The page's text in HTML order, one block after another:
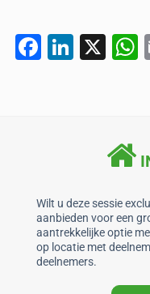
F
o
k
Li
X
p
Wilt u deze sessie
aanbieden voor een
aantrekkelijke optie
op locatie met
deelnemers.